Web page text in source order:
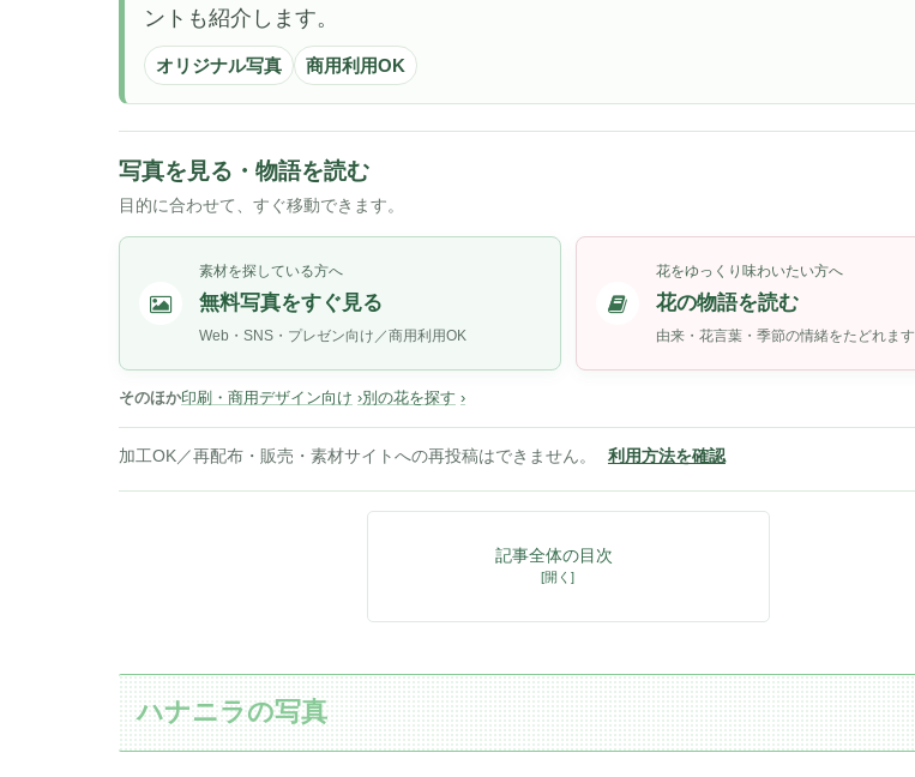
ントも紹介します。
オリジナル写真 商用利用OK
写真を見る・物語を読む
目的に合わせて、すぐ移動できます。
素材を探している方へ
無料写真をすぐ見る
Web・SNS・プレゼン向け／商用利用OK
花をゆっくり味わいたい方へ
花の物語を読む
由来・花言葉・季節の情緒をたどれます
そのほか印刷・商用デザイン向け 別の花を探す
加工OK／再配布・販売・素材サイトへの再投稿はできません。 利用方法を確認
記事全体の目次
ハナニラの写真